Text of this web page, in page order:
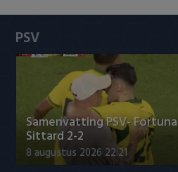
Heracles Almelo
NAC Breda
PEC Zwolle
PSV
Roda JC
Conference League
PSV
Samenvatting PSV- Fortuna
Sittard 2-2
8 augustus 2026 22:21